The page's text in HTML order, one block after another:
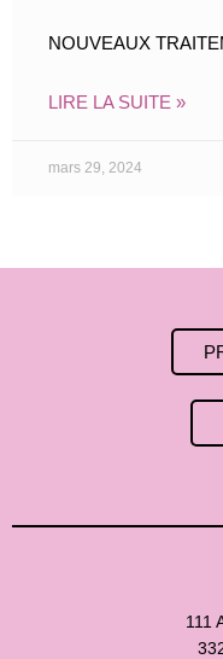
NOUVEAUX
LIRE LA SUITE »
mars 29, 2024
111